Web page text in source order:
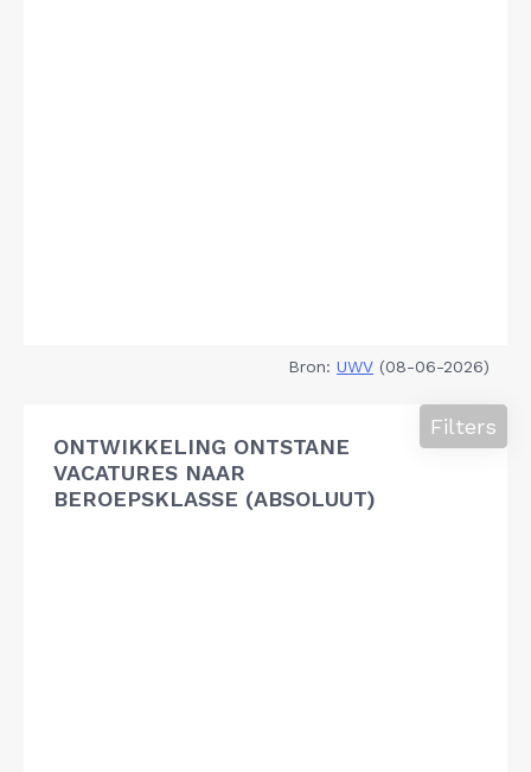
Bron: UWV (08-06-2026)
ONTWIKKELING ONTSTANE
VACATURES NAAR
BEROEPSKLASSE (ABSOLUUT)
Filters